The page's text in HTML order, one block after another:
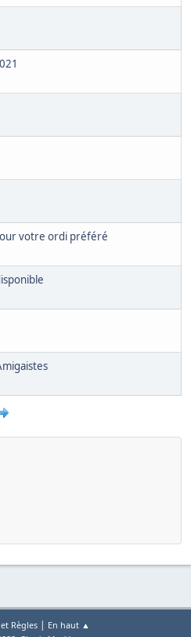
votre ordi préféré
Règles| En haut ▲